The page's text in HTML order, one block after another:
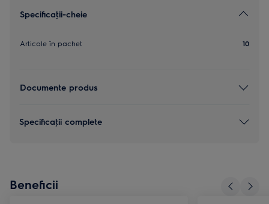
Specificaţii-cheie
Articole în pachet 10
Documente produs
Specificaţii complete
Beneficii